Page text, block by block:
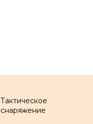
Тактическое
снаряжение